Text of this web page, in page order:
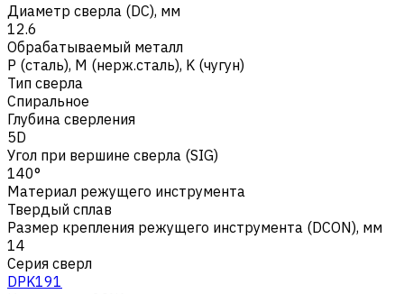
Диаметр сверла (DC), мм
12.6
Обрабатываемый металл
Р (сталь), M (нерж.сталь), K (чугун)
Тип сверла
Спиральное
Глубина сверления
5D
Угол при вершине сверла (SIG)
140°
Материал режущего инструмента
Твердый сплав
Размер крепления режущего инструмента (DCON), мм
14
Серия сверл
DPK191